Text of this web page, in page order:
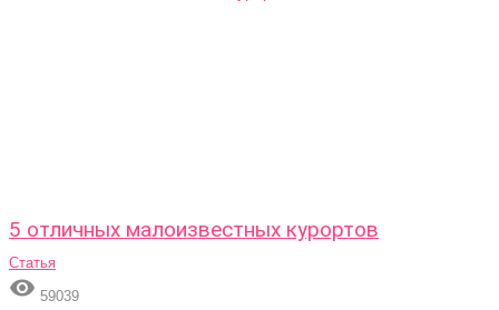
5 отличных малоизвестных курортов
Статья
 59039